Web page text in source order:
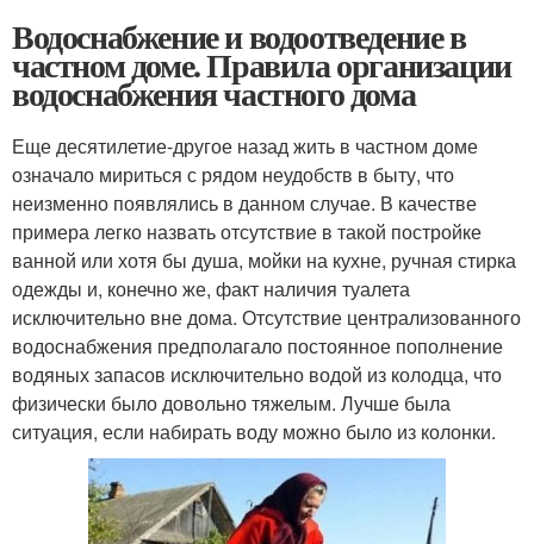
Водоснабжение и водоотведение в
частном доме. Правила организации
водоснабжения частного дома
Еще десятилетие-другое назад жить в частном доме
означало мириться с рядом неудобств в быту, что
неизменно появлялись в данном случае. В качестве
примера легко назвать отсутствие в такой постройке
ванной или хотя бы душа, мойки на кухне, ручная стирка
одежды и, конечно же, факт наличия туалета
исключительно вне дома. Отсутствие централизованного
водоснабжения предполагало постоянное пополнение
водяных запасов исключительно водой из колодца, что
физически было довольно тяжелым. Лучше была
ситуация, если набирать воду можно было из колонки.